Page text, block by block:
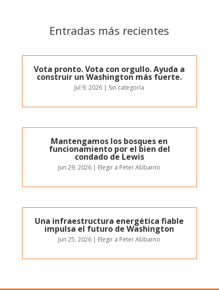
Entradas más recientes
Vota pronto. Vota con orgullo. Ayuda a
construir un Washington más fuerte.
Jul 9, 2026 | Sin categoría
Mantengamos los bosques en
funcionamiento por el bien del
condado de Lewis
Jun 29, 2026 | Elegir a Peter Abbarno
Una infraestructura energética fiable
impulsa el futuro de Washington
Jun 25, 2026 | Elegir a Peter Abbarno